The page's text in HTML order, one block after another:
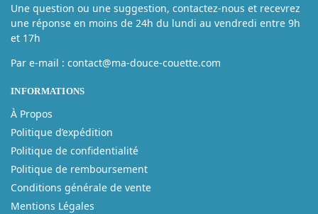
Une question ou une suggestion, contactez-nous et recevrez
une réponse en moins de 24h du lundi au vendredi entre 9h
et 17h
Par e-mail : contact@ma-douce-couette.com
INFORMATIONS
À Propos
Politique d’expédition
Politique de confidentialité
Politique de remboursement
Conditions générale de vente
Mentions Légales